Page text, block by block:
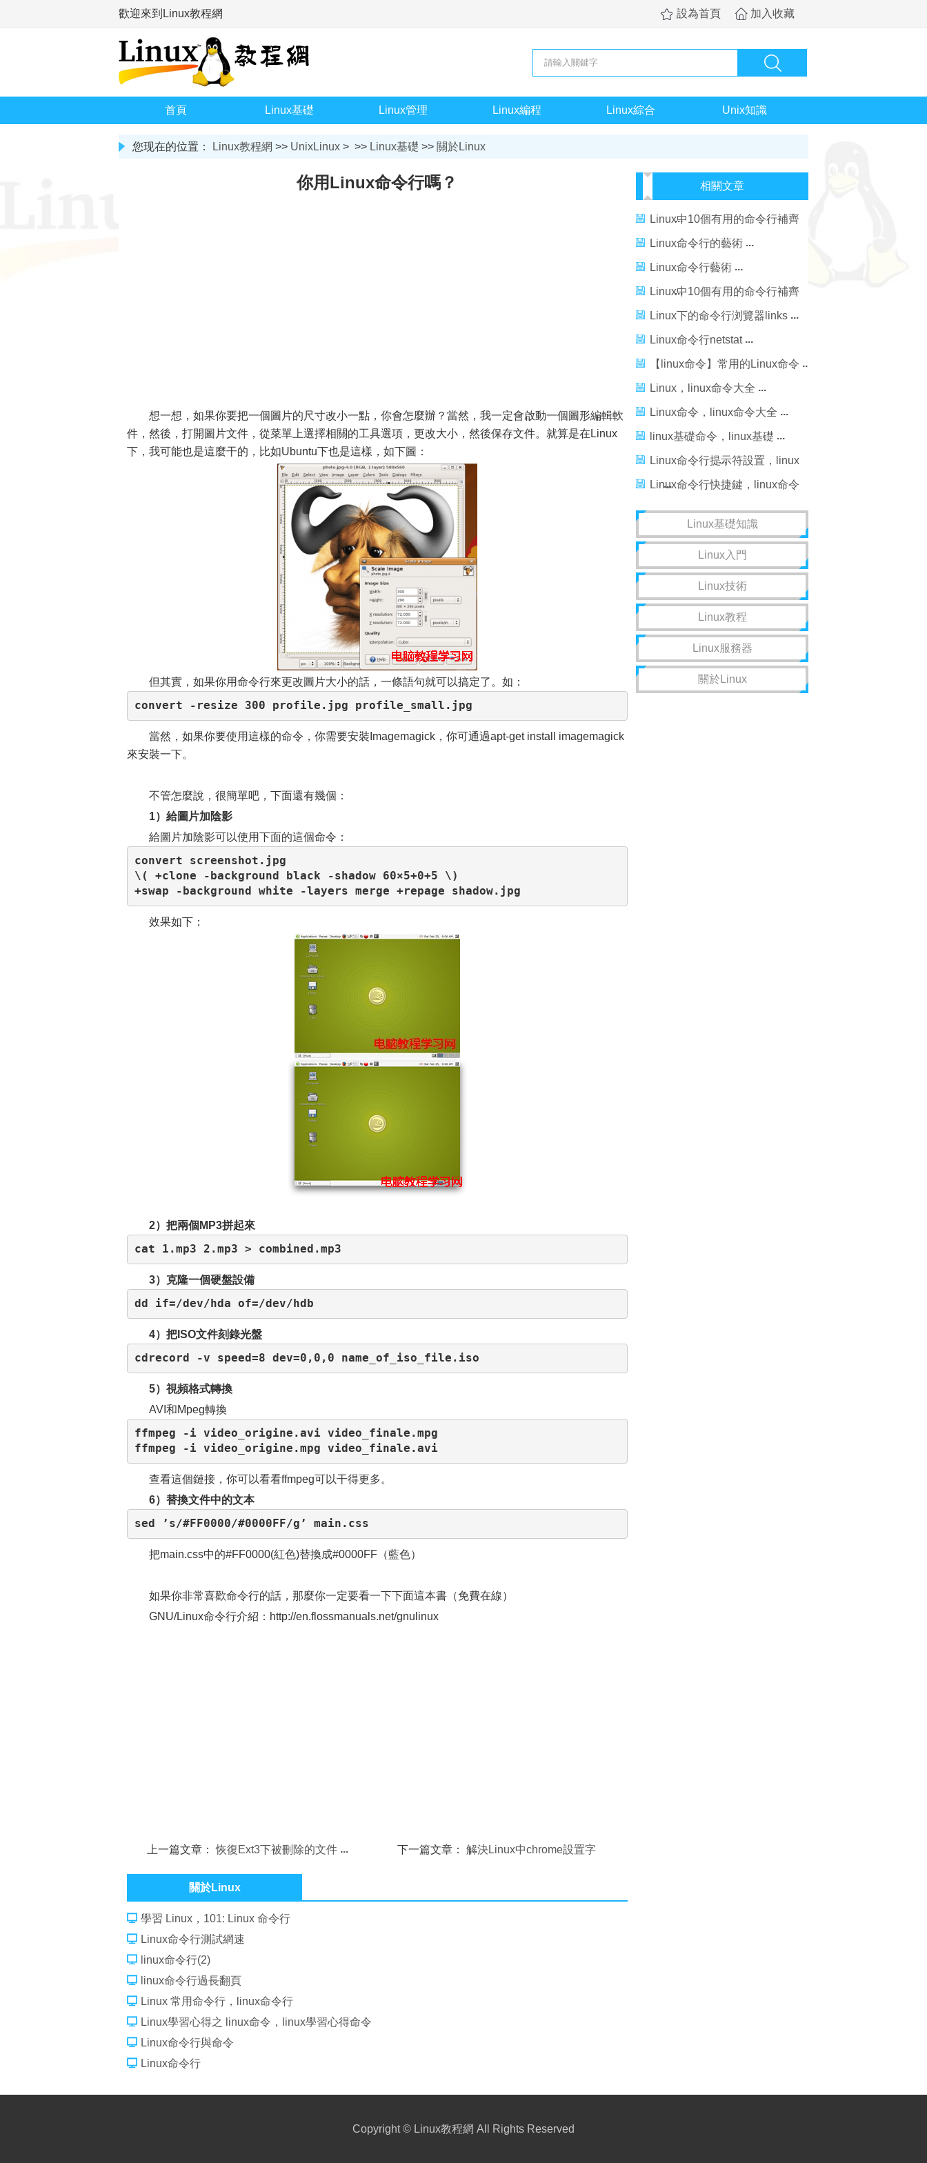
歡迎來到Linux教程網 設為首頁 加入收藏
首頁 Linux基礎 Linux管理 Linux編程 Linux綜合 Unix知識
您现在的位置： Linux教程網 >> UnixLinux > >> Linux基礎 >> 關於Linux
你用Linux命令行嗎？
想一想，如果你要把一個圖片的尺寸改小一點，你會怎麼辦？當然，我一定會啟動一個圖形編輯軟
件，然後，打開圖片文件，從菜單上選擇相關的工具選項，更改大小，然後保存文件。就算是在Linux
下，我可能也是這麼干的，比如Ubuntu下也是這樣，如下圖：
但其實，如果你用命令行來更改圖片大小的話，一條語句就可以搞定了。如：
convert -resize 300 profile.jpg profile_small.jpg
當然，如果你要使用這樣的命令，你需要安裝Imagemagick，你可通過apt-get install imagemagick
來安裝一下。
不管怎麼說，很簡單吧，下面還有幾個：
1）給圖片加陰影
給圖片加陰影可以使用下面的這個命令：
convert screenshot.jpg
\( +clone -background black -shadow 60×5+0+5 \)
+swap -background white -layers merge +repage shadow.jpg
效果如下：
2）把兩個MP3拼起來
cat 1.mp3 2.mp3 > combined.mp3
3）克隆一個硬盤設備
dd if=/dev/hda of=/dev/hdb
4）把ISO文件刻錄光盤
cdrecord -v speed=8 dev=0,0,0 name_of_iso_file.iso
5）視頻格式轉換
AVI和Mpeg轉換
ffmpeg -i video_origine.avi video_finale.mpg
ffmpeg -i video_origine.mpg video_finale.avi
查看這個鏈接，你可以看看ffmpeg可以干得更多。
6）替換文件中的文本
sed ’s/#FF0000/#0000FF/g’ main.css
把main.css中的#FF0000(紅色)替換成#0000FF（藍色）
如果你非常喜歡命令行的話，那麼你一定要看一下下面這本書（免費在線）
GNU/Linux命令行介紹：http://en.flossmanuals.net/gnulinux
上一篇文章：恢復Ext3下被刪除的文件 下一篇文章： 解決Linux中chrome設置字
關於Linux
學習 Linux，101: Linux 命令行
Linux命令行測試網速
linux命令行(2)
linux命令行過長翻頁
Linux 常用命令行，linux命令行
Linux學習心得之 linux命令，linux學習心得命令
Linux命令行與命令
Linux命令行
相關文章
Linux中10個有用的命令行補齊
命令
Linux命令行的藝術
Linux命令行藝術
Linux中10個有用的命令行補齊
命令
Linux下的命令行浏覽器links
Linux命令行netstat
【linux命令】常用的Linux命令
Linux，linux命令大全
Linux命令，linux命令大全
linux基礎命令，linux基礎
Linux命令行提示符設置，linux
命令行提示符
Linux命令行快捷鍵，linux命令
行
Linux基礎知識
Linux入門
Linux技術
Linux教程
Linux服務器
關於Linux
Copyright © Linux教程網 All Rights Reserved